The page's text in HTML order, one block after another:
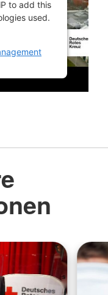
to add this
used.